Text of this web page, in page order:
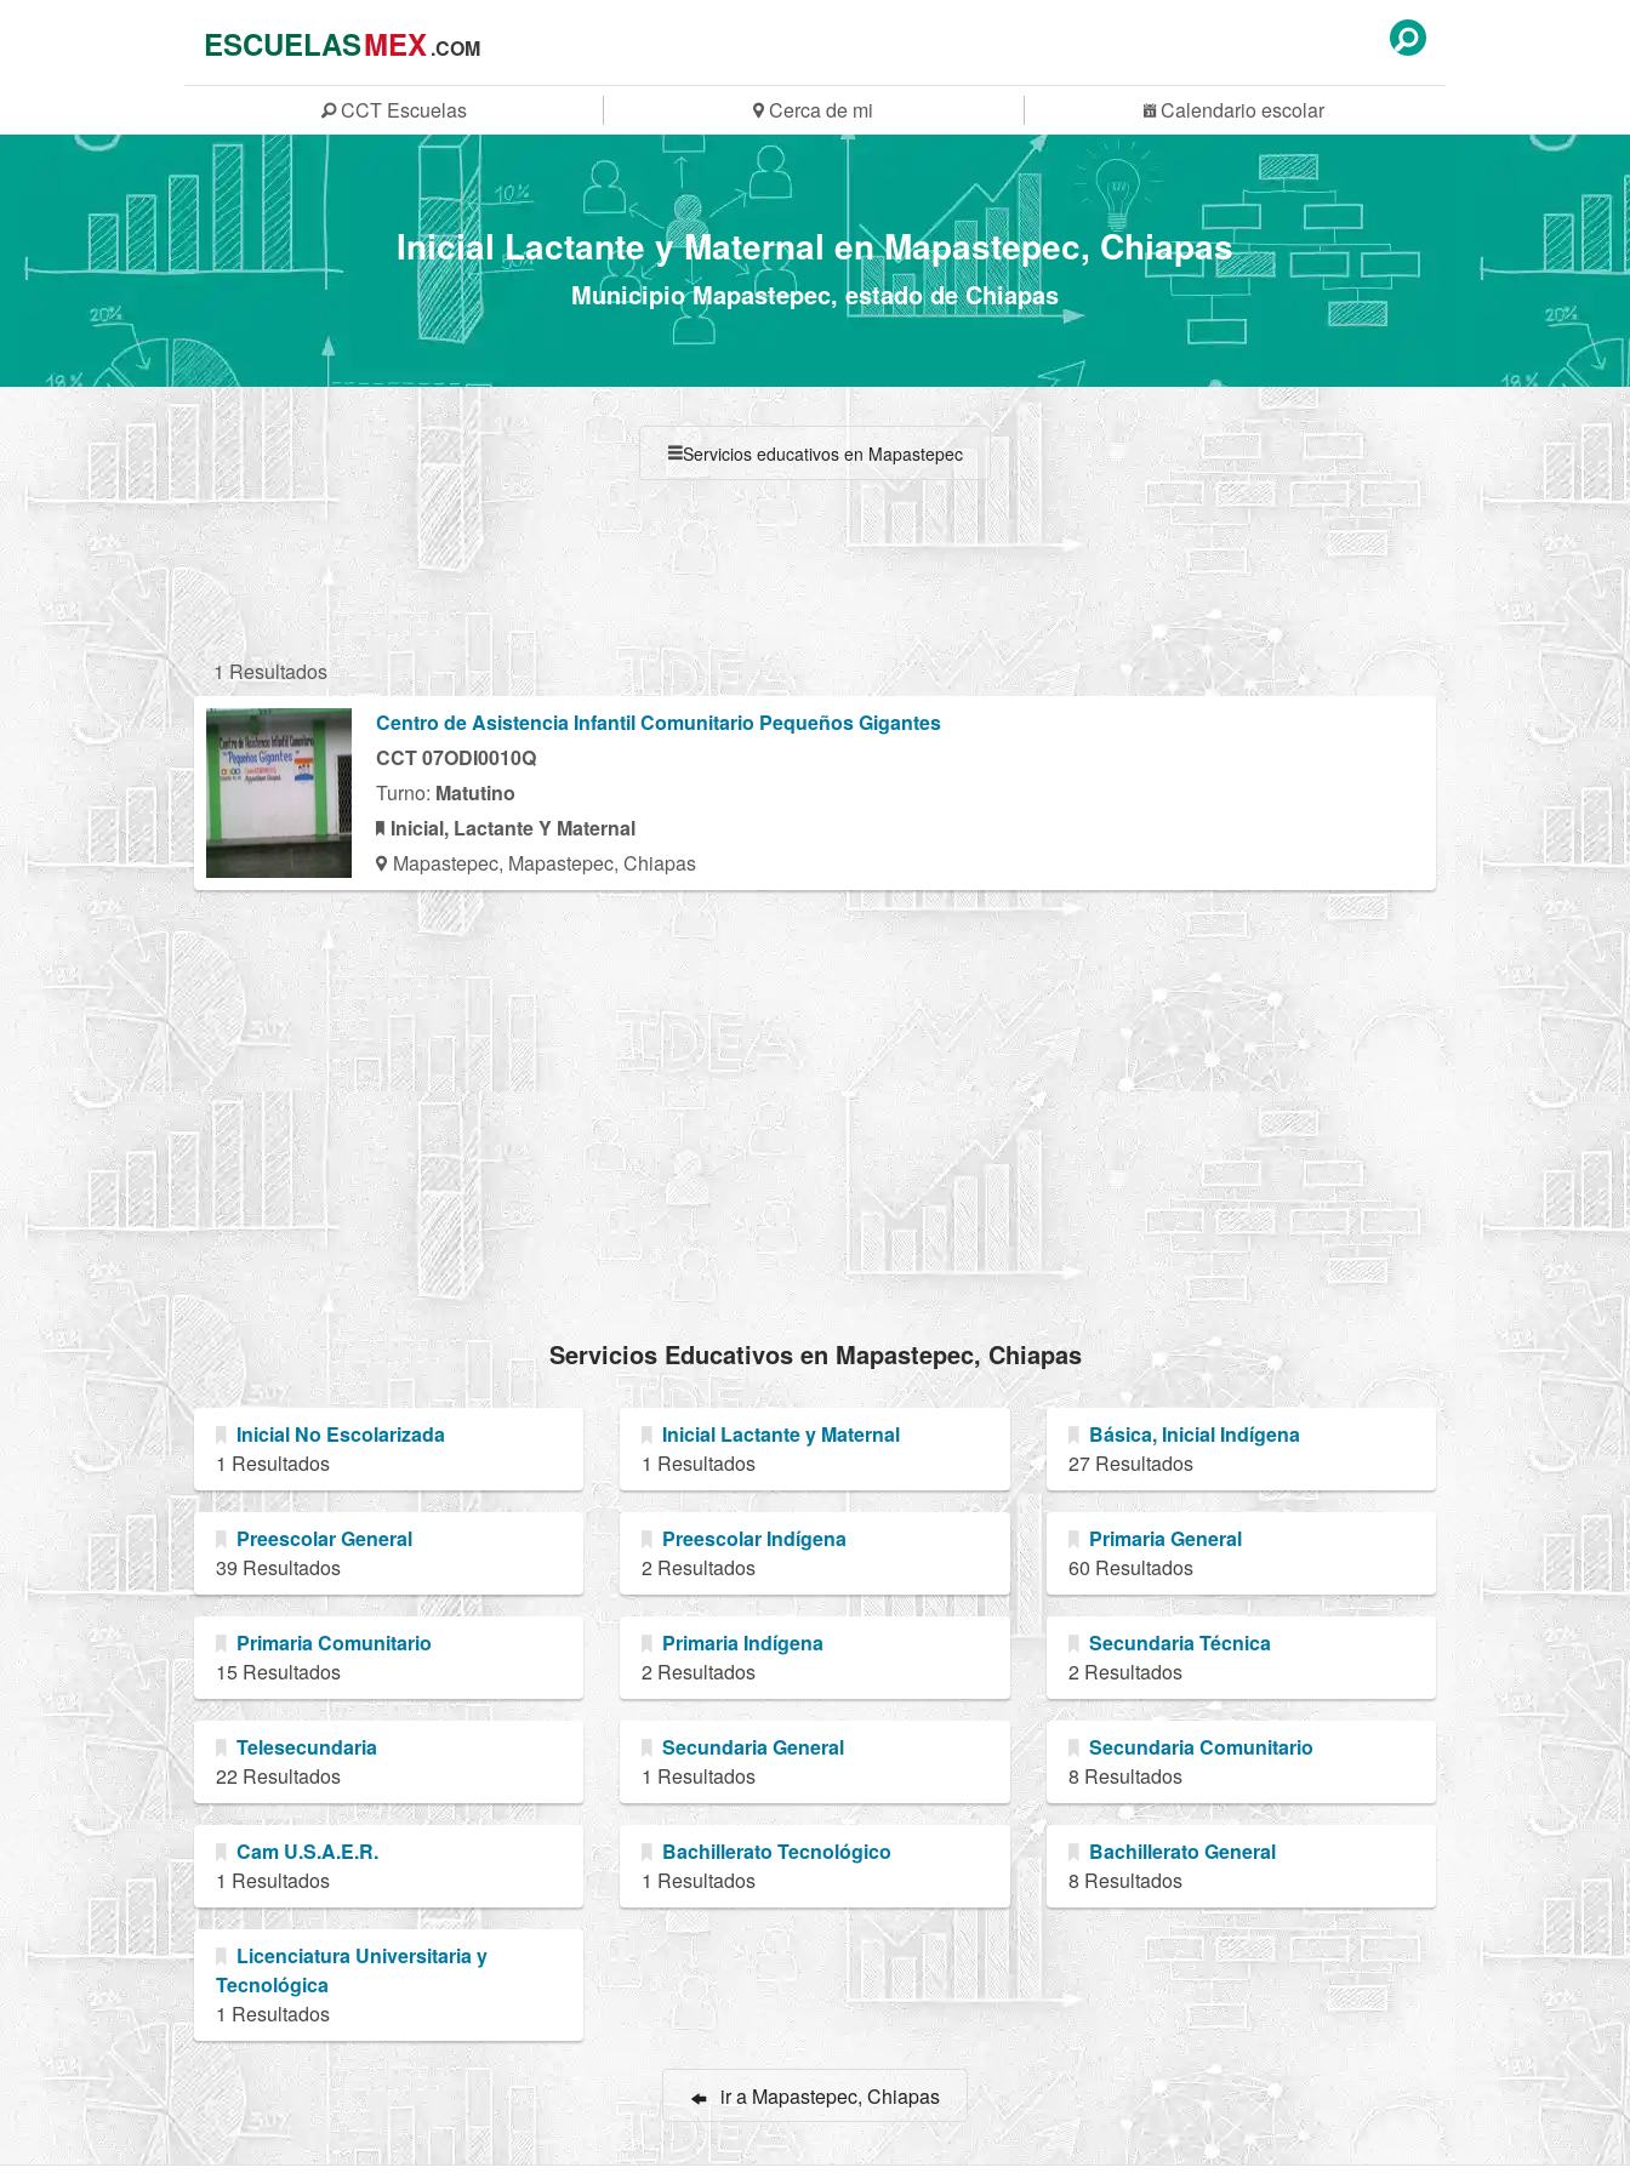
ESCUELASMEX.COM
CCT Escuelas Cerca de mi Calendario escolar
Inicial Lactante y Maternal en Mapastepec, Chiapas
Municipio Mapastepec, estado de Chiapas
Servicios educativos en Mapastepec
1 Resultados
Centro de Asistencia Infantil Comunitario Pequeños Gigantes
CCT 07ODI0010Q
Turno: Matutino
Inicial, Lactante Y Maternal
Mapastepec, Mapastepec, Chiapas
Servicios Educativos en Mapastepec, Chiapas
Inicial No Escolarizada
1 Resultados
Inicial Lactante y Maternal
1 Resultados
Básica, Inicial Indígena
27 Resultados
Preescolar General
39 Resultados
Preescolar Indígena
2 Resultados
Primaria General
60 Resultados
Primaria Comunitario
15 Resultados
Primaria Indígena
2 Resultados
Secundaria Técnica
2 Resultados
Telesecundaria
22 Resultados
Secundaria General
1 Resultados
Secundaria Comunitario
8 Resultados
Cam U.S.A.E.R.
1 Resultados
Bachillerato Tecnológico
1 Resultados
Bachillerato General
8 Resultados
Licenciatura Universitaria y
Tecnológica
1 Resultados
ir a Mapastepec, Chiapas